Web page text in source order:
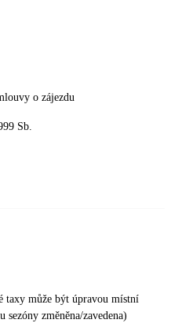
o zájezdu
Sb.
taxy může být úpravou místní
změněna/zavedena)